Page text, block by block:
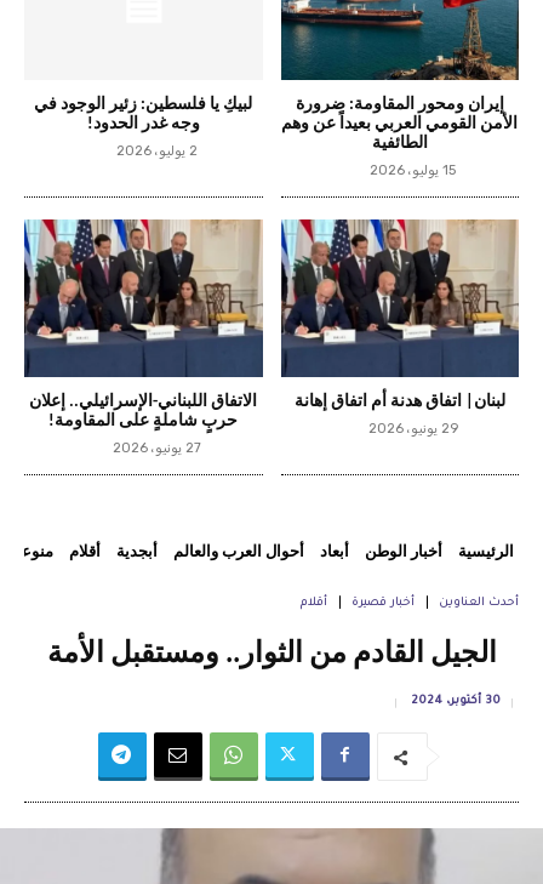
إيران ومحور المقاومة: ضرورة
الأمن القومي العربي بعيداً عن وهم
الطائفية
15 يوليو، 2026
لبيكِ يا فلسطين: زئير الوجود في
وجه غدر الحدود!
2 يوليو، 2026
لبنان| اتفاق هدنة أم اتفاق إهانة
29 يونيو، 2026
الاتفاق اللبناني-الإسرائيلي.. إعلان
حربٍ شاملةٍ على المقاومة!
27 يونيو، 2026